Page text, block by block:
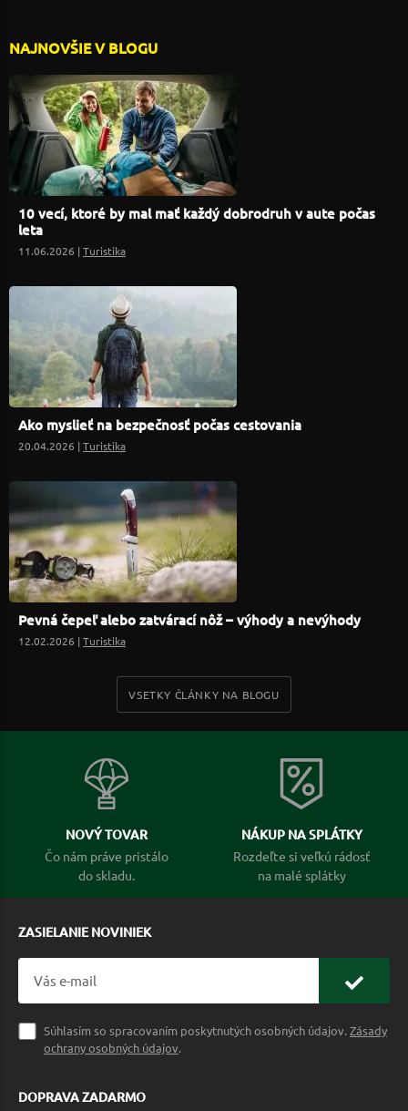
NAJNOVŠIE V BLOGU
10 vecí, ktoré by mal mať každý dobrodruh v aute počas
leta
11.06.2026 |Turistika
Ako myslieť na bezpečnosť počas cestovania
20.04.2026 |Turistika
Pevná čepeľ alebo zatvárací nôž – výhody a nevýhody
12.02.2026 |Turistika
VSETKY ČLÁNKY NA BLOGU
NOVÝ TOVAR
Čo nám práve pristálo
do skladu.
NÁKUP NA SPLÁTKY
Rozdeľte si veľkú rádosť
na malé splátky
ZASIELANIE NOVINIEK
Súhlasím so spracovaním poskytnutých osobných údajov.Zásady
ochrany osobných údajov.
DOPRAVA ZADARMO